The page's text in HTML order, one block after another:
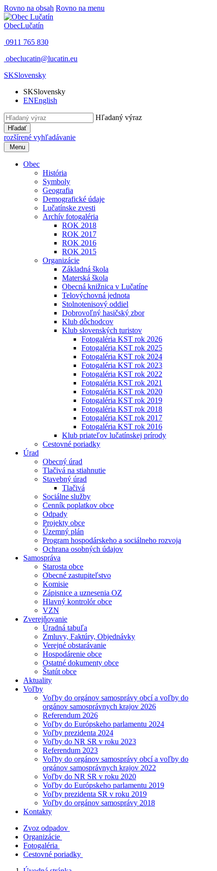
Rovno na obsah Rovno na menu
ObecLučatín
0911 765 830
obeclucatin@lucatin.eu
SKSlovensky
SKSlovensky
ENEnglish
Hľadaný výraz
Hľadať
rozšírené vyhľadávanie
Menu
Obec
História
Symboly
Geografia
Demografické údaje
Lučatínske zvesti
Archív fotogaléria
ROK 2018
ROK 2017
ROK 2016
ROK 2015
Organizácie
Základná škola
Materská škola
Obecná knižnica v Lučatíne
Telovýchovná jednota
Stolnotenisový oddiel
Dobrovoľný hasičský zbor
Klub dôchodcov
Klub slovenských turistov
Fotogaléria KST rok 2026
Fotogaléria KST rok 2025
Fotogaléria KST rok 2024
Fotogaléria KST rok 2023
Fotogaléria KST rok 2022
Fotogaléria KST rok 2021
Fotogaléria KST rok 2020
Fotogaléria KST rok 2019
Fotogaléria KST rok 2018
Fotogaléria KST rok 2017
Fotogaléria KST rok 2016
Klub priateľov lučatínskej prírody
Cestovné poriadky
Úrad
Obecný úrad
Tlačivá na stiahnutie
Stavebný úrad
Tlačivá
Sociálne služby
Cenník poplatkov obce
Odpady
Projekty obce
Územný plán
Program hospodárskeho a sociálneho rozvoja
Ochrana osobných údajov
Samospráva
Starosta obce
Obecné zastupiteľstvo
Komisie
Zápisnice a uznesenia OZ
Hlavný kontrolór obce
VZN
Zverejňovanie
Úradná tabuľa
Zmluvy, Faktúry, Objednávky
Verejné obstarávanie
Hospodárenie obce
Ostatné dokumenty obce
Štatút obce
Aktuality
Voľby
Voľby do orgánov samosprávy obcí a voľby do
orgánov samosprávnych krajov 2026
Referendum 2026
Voľby do Európskeho parlamentu 2024
Voľby prezidenta 2024
Voľby do NR SR v roku 2023
Referendum 2023
Voľby do orgánov samosprávy obcí a voľby do
orgánov samosprávnych krajov 2022
Voľby do NR SR v roku 2020
Voľby do Európskeho parlamentu 2019
Voľby prezidenta SR v roku 2019
Voľby do orgánov samosprávy 2018
Kontakty
Zvoz odpadov
Organizácie
Fotogaléria
Cestovné poriadky